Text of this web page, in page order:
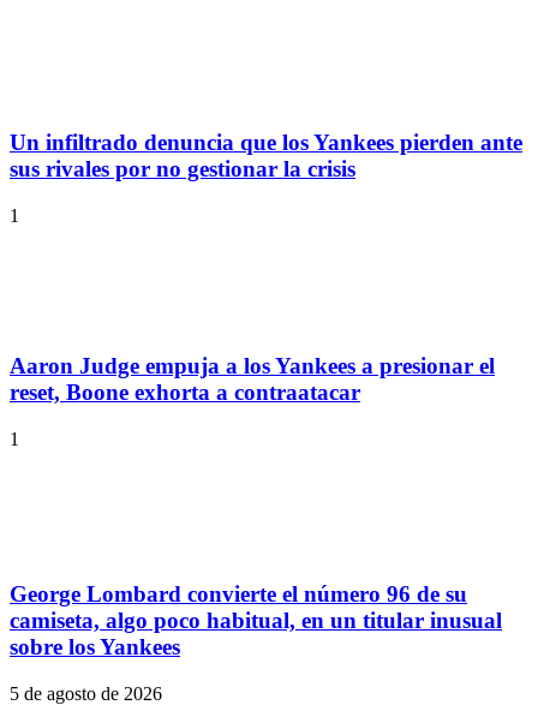
Un infiltrado denuncia que los Yankees pierden ante
sus rivales por no gestionar la crisis
1
Aaron Judge empuja a los Yankees a presionar el
reset, Boone exhorta a contraatacar
1
George Lombard convierte el número 96 de su
camiseta, algo poco habitual, en un titular inusual
sobre los Yankees
5 de agosto de 2026